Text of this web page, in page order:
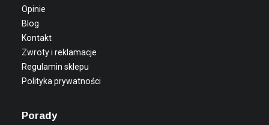
Opinie
Blog
Kontakt
Zwroty i reklamacje
Regulamin sklepu
Polityka prywatności
Porady